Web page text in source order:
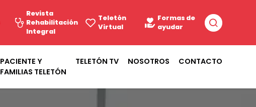
Revista
Rehabilitación
Integral
Teletón
Virtual
Formas de
ayudar
PACIENTE Y
FAMILIAS TELETÓN
TELETÓN TV NOSOTROS CONTACTO